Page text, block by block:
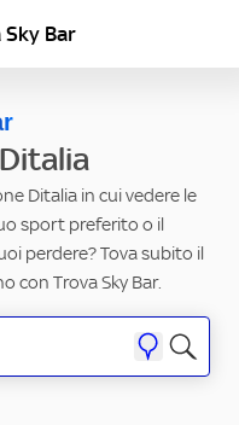
Sky Bar
Ditalia in cui vedere le
sport preferito o il
perdere? Tova subito il
con Trova Sky Bar.